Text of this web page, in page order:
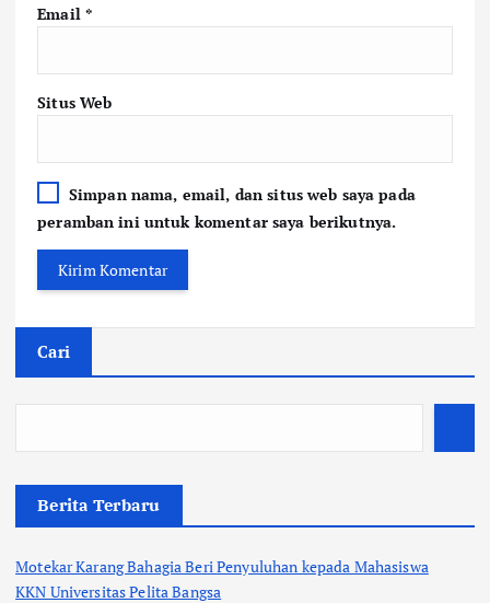
Email *
Situs Web
Simpan nama, email, dan situs web saya pada
peramban ini untuk komentar saya berikutnya.
Cari
Berita Terbaru
Motekar Karang Bahagia Beri Penyuluhan kepada Mahasiswa
KKN Universitas Pelita Bangsa